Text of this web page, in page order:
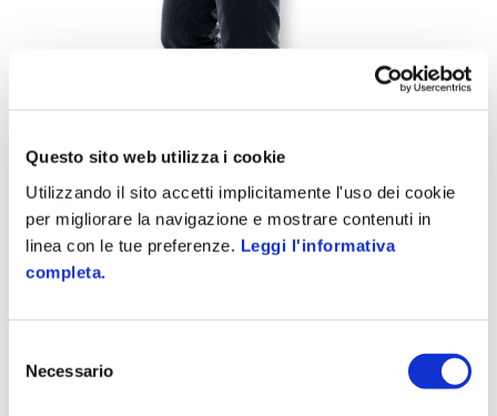
Questo sito web utilizza i cookie
Utilizzando il sito accetti implicitamente l'uso dei cookie
per migliorare la navigazione e mostrare contenuti in
linea con le tue preferenze. Leggi l'informativa
completa.
delNecessario